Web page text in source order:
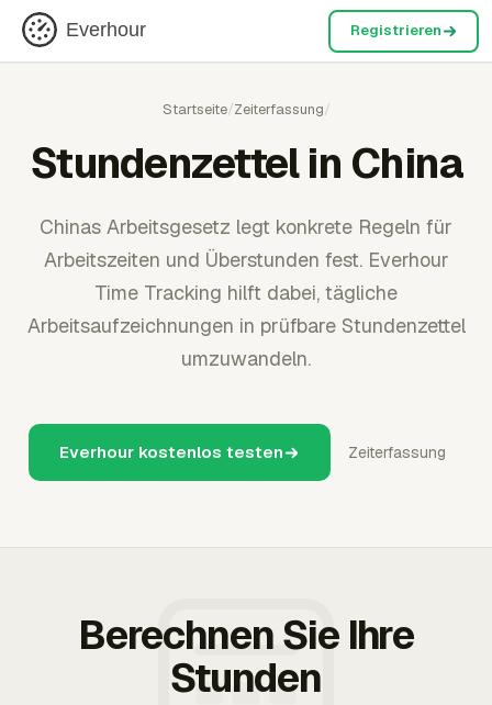
Everhour Registrieren
Startseite/Zeiterfassung/
Stundenzettel in China
Chinas Arbeitsgesetz legt konkrete Regeln für
Arbeitszeiten und Überstunden fest. Everhour
Time Tracking hilft dabei, tägliche
Arbeitsaufzeichnungen in prüfbare Stundenzettel
umzuwandeln.
Everhour kostenlos testen Zeiterfassung
Berechnen Sie Ihre
Stunden